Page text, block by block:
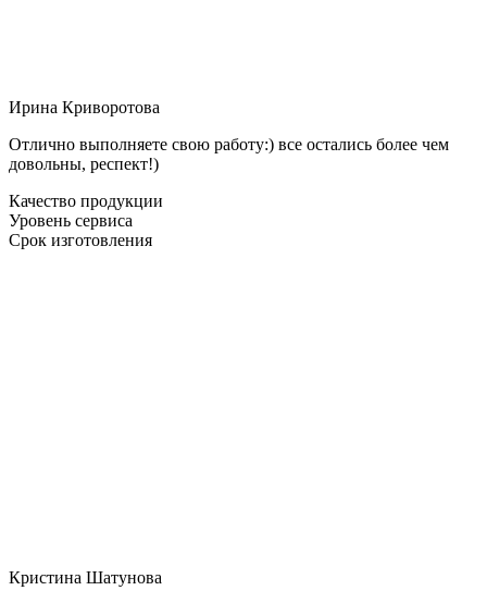
Ирина Криворотова
Отлично выполняете свою работу:) все остались более чем
довольны, респект!)
Качество продукции
Уровень сервиса
Срок изготовления
Кристина Шатунова